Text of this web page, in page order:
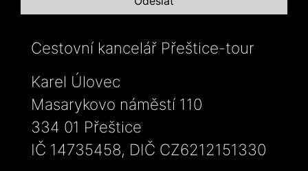
Cestovní kancelář Přeštice-tour
Karel Úlovec
Masarykovo náměstí 110
334 01 Přeštice
IČ 14735458, DIČ CZ6212151330